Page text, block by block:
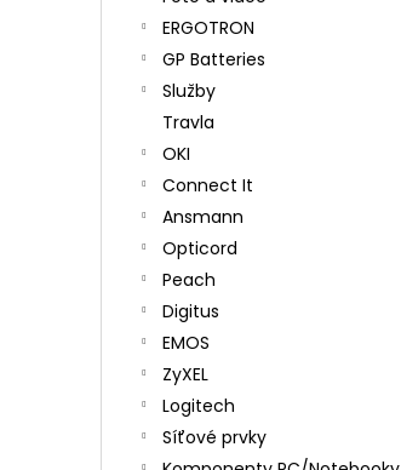
ERGOTRON
GP Batteries
Služby
Travla
OKI
Connect It
Ansmann
Opticord
Peach
Digitus
EMOS
ZyXEL
Logitech
Síťové prvky